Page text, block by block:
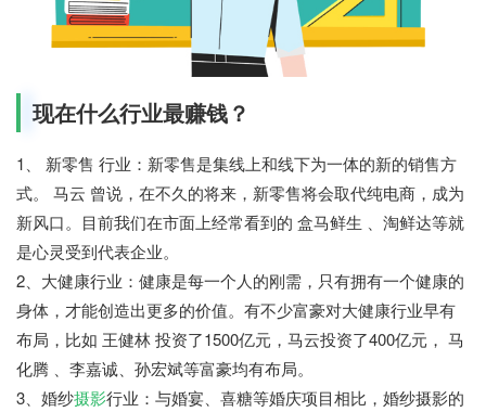
现在什么行业最赚钱？
1、 新零售 行业：新零售是集线上和线下为一体的新的销售方
式。 马云 曾说，在不久的将来，新零售将会取代纯电商，成为
新风口。目前我们在市面上经常看到的 盒马鲜生 、淘鲜达等就
是心灵受到代表企业。
2、大健康行业：健康是每一个人的刚需，只有拥有一个健康的
身体，才能创造出更多的价值。有不少富豪对大健康行业早有
布局，比如 王健林 投资了1500亿元，马云投资了400亿元， 马
化腾 、李嘉诚、孙宏斌等富豪均有布局。
3、婚纱摄影行业：与婚宴、喜糖等婚庆项目相比，婚纱摄影的